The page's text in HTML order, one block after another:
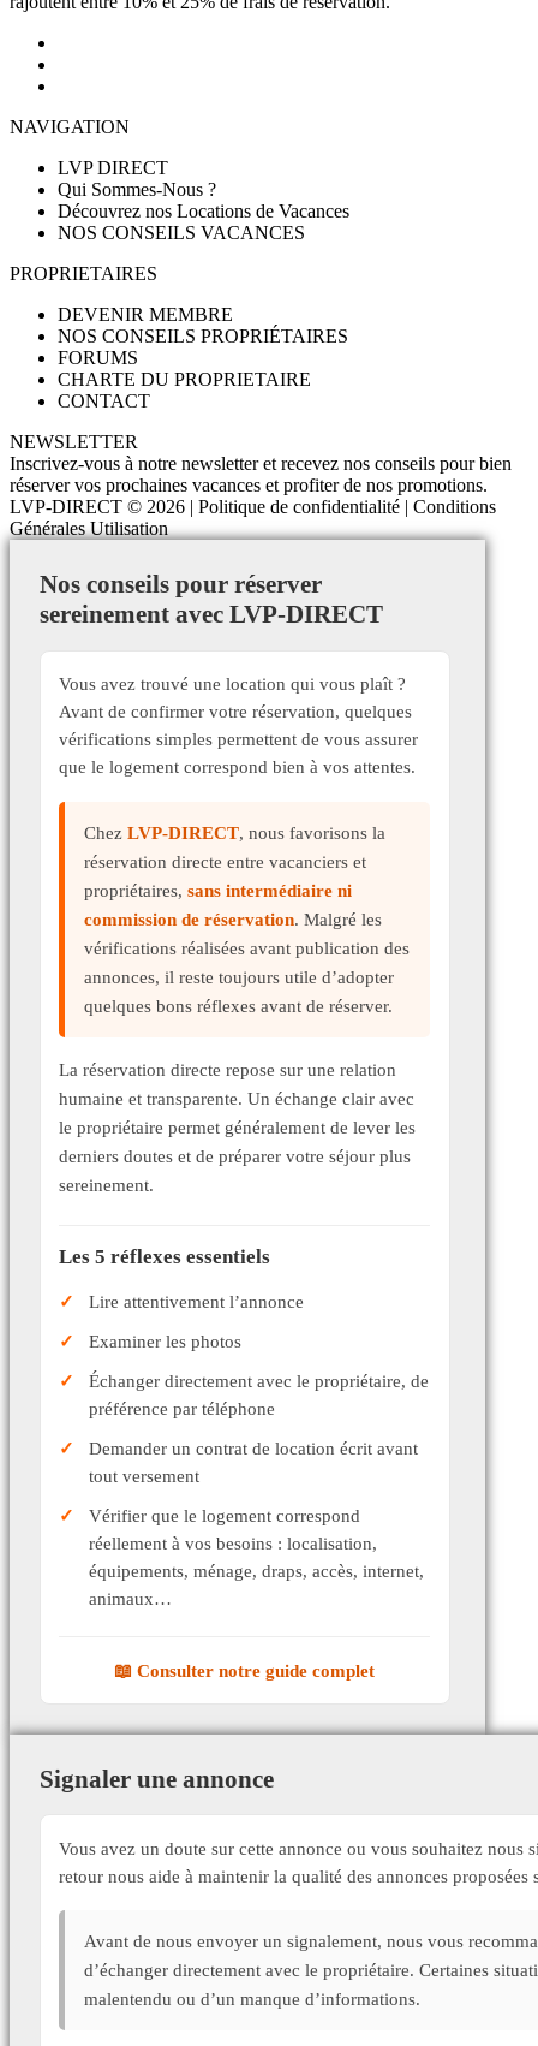
NAVIGATION
LVP DIRECT
Qui Sommes-Nous ?
Découvrez nos Locations de Vacances
NOS CONSEILS VACANCES
PROPRIETAIRES
DEVENIR MEMBRE
NOS CONSEILS PROPRIÉTAIRES
FORUMS
CHARTE DU PROPRIETAIRE
CONTACT
NEWSLETTER
Inscrivez-vous à notre newsletter et recevez nos conseils pour bien
réserver vos prochaines vacances et profiter de nos promotions.
LVP-DIRECT © 2026 | Politique de confidentialité | Conditions
Générales Utilisation
Nos conseils pour réserver
sereinement avec LVP-DIRECT
Vous avez trouvé une location qui vous plaît ?
Avant de confirmer votre réservation, quelques
vérifications simples permettent de vous assurer
que le logement correspond bien à vos attentes.
Chez LVP-DIRECT, nous favorisons la
réservation directe entre vacanciers et
propriétaires, sans intermédiaire ni
commission de réservation. Malgré les
vérifications réalisées avant publication des
annonces, il reste toujours utile d’adopter
quelques bons réflexes avant de réserver.
La réservation directe repose sur une relation
humaine et transparente. Un échange clair avec
le propriétaire permet généralement de lever les
derniers doutes et de préparer votre séjour plus
sereinement.
Les 5 réflexes essentiels
Lire attentivement l’annonce
Examiner les photos
Échanger directement avec le propriétaire, de
préférence par téléphone
Demander un contrat de location écrit avant
tout versement
Vérifier que le logement correspond
réellement à vos besoins : localisation,
équipements, ménage, draps, accès, internet,
animaux…
📖 Consulter notre guide complet
Signaler une annonce
Vous avez un doute sur cette annonce ou vous souhaitez
retour nous aide à maintenir la qualité des annonces proposées
Avant de nous envoyer un signalement, nous vous
d’échanger directement avec le propriétaire. Certaines
malentendu ou d’un manque d’informations.